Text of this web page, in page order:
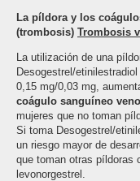
La píldora y los
(trombosis) Trombosis
La utilización de una
Desogestrel/
0,15 mg/0,03 mg,
coágulo sanguíneo
mujeres que no toman
Si toma Desogestrel/
un riesgo mayor de
que toman otras píldoras
levonorgestrel.